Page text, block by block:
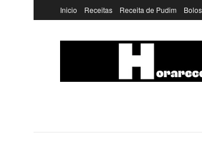
Inicio Receitas Receita de Pudim Bolos